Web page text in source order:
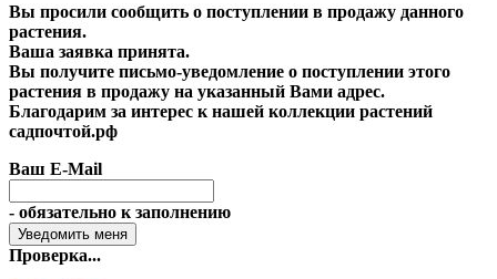
Вы просили сообщить о поступлении в продажу данного
растения.
Ваша заявка принята.
Вы получите письмо-уведомление о поступлении этого
растения в продажу на указанный Вами адрес.
Благодарим за интерес к нашей коллекции растений
садпочтой.рф
Ваш E-Mail
- обязательно к заполнению
Проверка...